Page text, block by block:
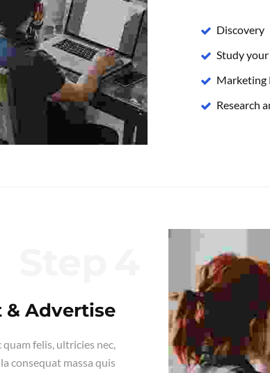
Discovery
Study
Marketing
Research
& Advertise
felis, ultricies nec,
consequat massa quis